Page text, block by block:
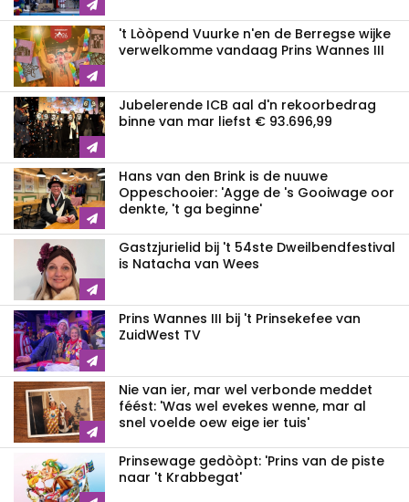
't Lòòpend Vuurke n'en de Berregse wijke
verwelkomme vandaag Prins Wannes III
Jubelerende ICB aal d'n rekoorbedrag
binne van mar liefst € 93.696,99
Hans van den Brink is de nuuwe
Oppeschooier: 'Agge de 's Gooiwage oor
denkte, 't ga beginne'
Gastzjurielid bij 't 54ste Dweilbendfestival
is Natacha van Wees
Prins Wannes III bij 't Prinsekefee van
ZuidWest TV
Nie van ier, mar wel verbonde meddet
féést: 'Was wel evekes wenne, mar al
snel voelde oew eige ier tuis'
Prinsewage gedòòpt: 'Prins van de piste
naar 't Krabbegat'